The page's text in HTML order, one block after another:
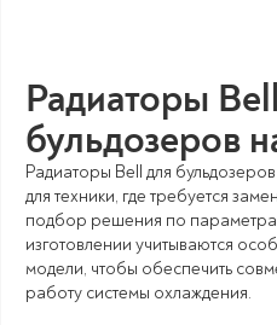
Радиаторы
бульдозеров
Радиаторы Bell для
для техники, где требуется
подбор решения по
изготовлении учитываются
модели, чтобы обеспечить
работу системы охлаждения.